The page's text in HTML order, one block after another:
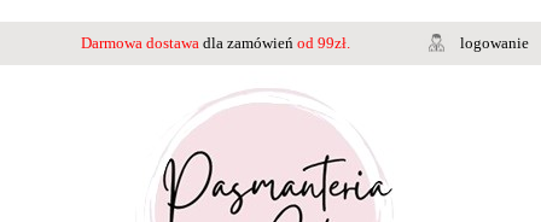
Darmowa dostawa dla zamówień od 99zł. logowanie